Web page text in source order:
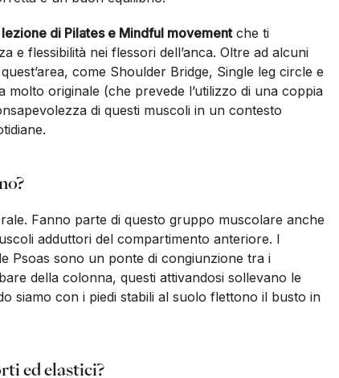
lezione di Pilates e Mindful movementche ti
e flessibilità nei flessori dell’anca. Oltre ad alcuni
come Shoulder Bridge, Single leg circle e
molto originale (che prevede l’utilizzo di una coppia
di questi muscoli in un contesto
Fanno parte di questo gruppo muscolare anche
adduttori del compartimento anteriore. I
Psoas sono un ponte di congiunzione tra i
della colonna, questi attivandosi sollevano le
siamo con i piedi stabili al suolo flettono il busto in
ed elastici?